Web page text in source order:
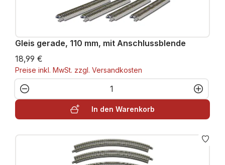
Gleis gerade, 110 mm, mit Anschlussblende
18,99 €
Preise inkl. MwSt. zzgl. Versandkosten
Produkt Anzahl: Gib den
In den Warenkorb